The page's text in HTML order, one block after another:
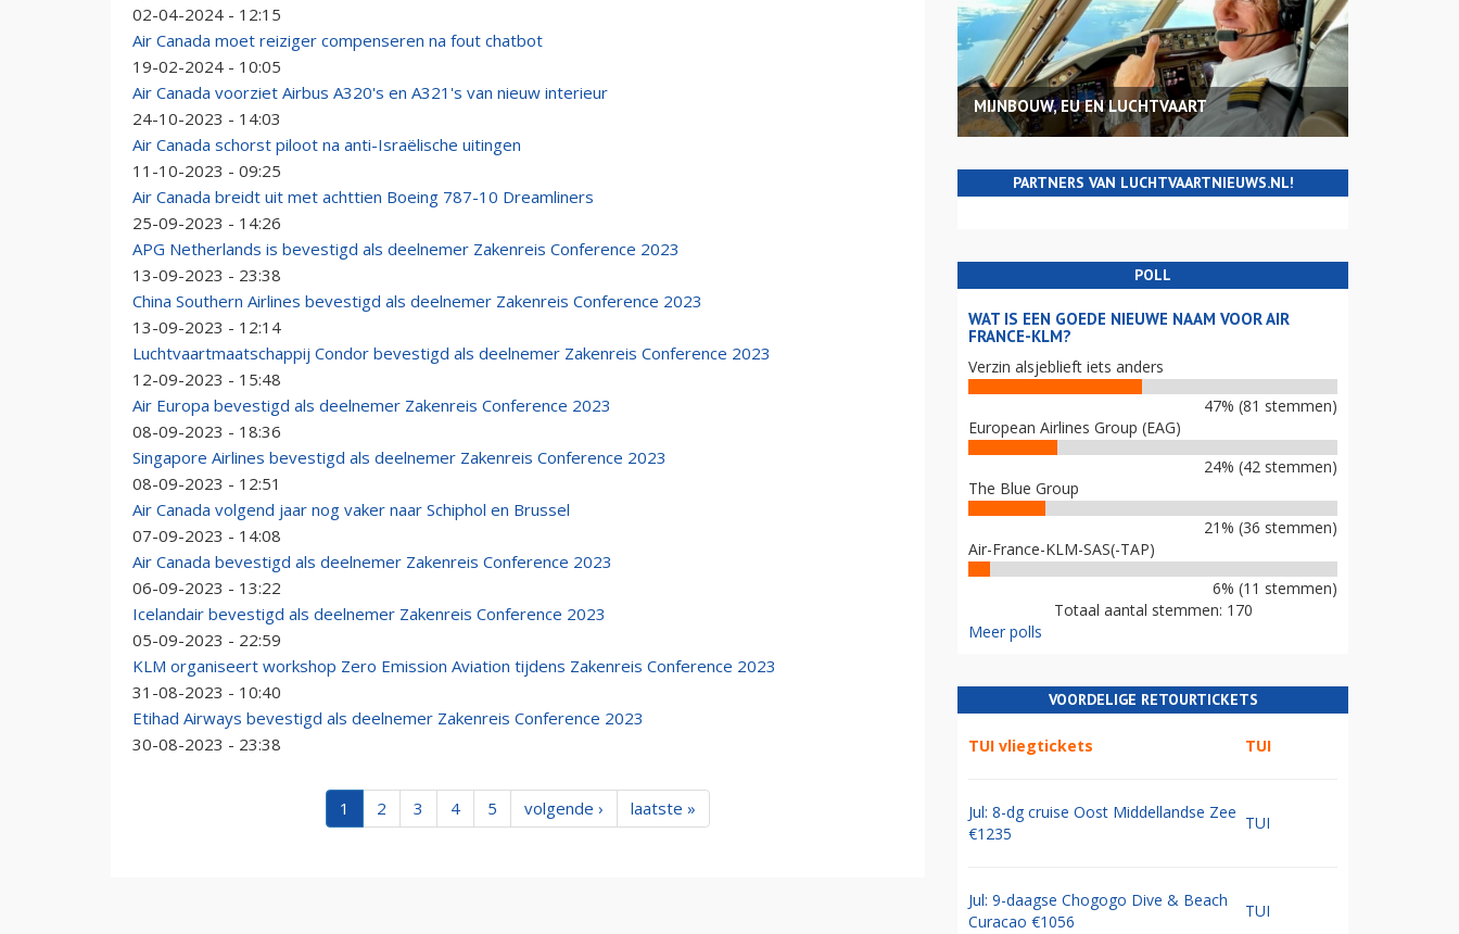
02-04-2024 - 12:15
Air Canada moet reiziger compenseren na fout chatbot
19-02-2024 - 10:05
Air Canada voorziet Airbus A320's en A321's van nieuw interieur
24-10-2023 - 14:03
Air Canada schorst piloot na anti-Israëlische uitingen
11-10-2023 - 09:25
Air Canada breidt uit met achttien Boeing 787-10 Dreamliners
25-09-2023 - 14:26
APG Netherlands is bevestigd als deelnemer Zakenreis Conference 2023
13-09-2023 - 23:38
China Southern Airlines bevestigd als deelnemer Zakenreis Conference 2023
13-09-2023 - 12:14
Luchtvaartmaatschappij Condor bevestigd als deelnemer Zakenreis Conference 2023
12-09-2023 - 15:48
Air Europa bevestigd als deelnemer Zakenreis Conference 2023
08-09-2023 - 18:36
Singapore Airlines bevestigd als deelnemer Zakenreis Conference 2023
08-09-2023 - 12:51
Air Canada volgend jaar nog vaker naar Schiphol en Brussel
07-09-2023 - 14:08
Air Canada bevestigd als deelnemer Zakenreis Conference 2023
06-09-2023 - 13:22
Icelandair bevestigd als deelnemer Zakenreis Conference 2023
05-09-2023 - 22:59
KLM organiseert workshop Zero Emission Aviation tijdens Zakenreis Conference 2023
31-08-2023 - 10:40
Etihad Airways bevestigd als deelnemer Zakenreis Conference 2023
30-08-2023 - 23:38
1 2 3 4 5 volgende › laatste »
MIJNBOUW, EU EN LUCHTVAART
PARTNERS VAN LUCHTVAARTNIEUWS.NL!
POLL
WAT IS EEN GOEDE NIEUWE NAAM VOOR AIR
FRANCE-KLM?
Verzin alsjeblieft iets anders
47% (81 stemmen)
European Airlines Group (EAG)
24% (42 stemmen)
The Blue Group
21% (36 stemmen)
Air-France-KLM-SAS(-TAP)
6% (11 stemmen)
Totaal aantal stemmen: 170
Meer polls
VOORDELIGE RETOURTICKETS
TUI vliegtickets TUI
Jul: 8-dg cruise Oost Middellandse Zee
€1235
TUI
Jul: 9-daagse Chogogo Dive & Beach
Curacao €1056
TUI